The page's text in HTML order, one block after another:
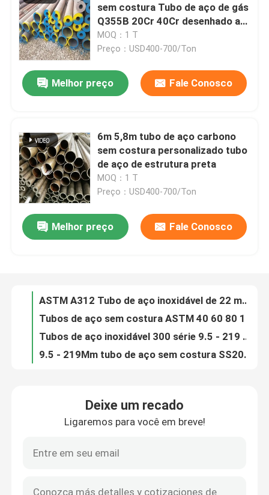
Casa
Produtos
Vídeos
Fábrica
Controle de Qualidade
Pedir um orçamento
Tubulação de aço sem emenda
sem costura Tubo de aço de gás
Q355B 20Cr 40Cr desenhado a
frio
MOQ：1 T
Preço：USD400-700/Ton
Melhor preço Fale Conosco
6m 5,8m tubo de aço carbono
sem costura personalizado tubo
de aço de estrutura preta
MOQ：1 T
Preço：USD400-700/Ton
Melhor preço Fale Conosco
ASTM Lista de tubos de aço sem costura 40 60 80 SS 904L Redondo
9.5 - 219Mm tubo de aço sem costura SS202 201 tubo de aço inoxidável personalizado
ST37 ST52 ST42 Tubos hidráulicos de aço de superfície brilhante Smls Tubos soldados de aço carbono
DIN 2444 Tubo de aço sem costura ST35 Tubo de aço ST52 Rodada 1 a 15 mm
ASTM API Bs Tubo de aço de precisão 1 mm Q195 Q235 Tubo de aço 15 mm
Deixe um recado
Ligaremos para você em breve!